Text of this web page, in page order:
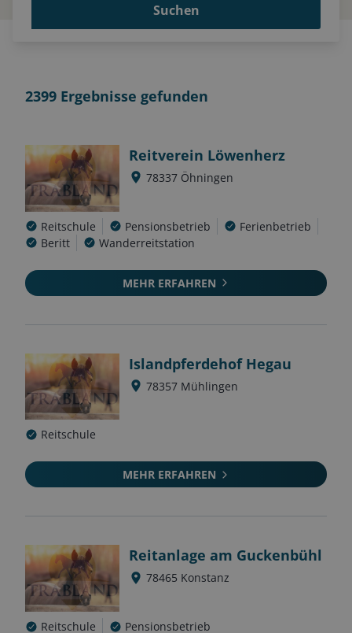
Suchen
2399 Ergebnisse gefunden
Reitverein Löwenherz
78337 Öhningen
Reitschule Pensionsbetrieb
Ferienbetrieb
Beritt
Wanderreitstation
MEHR ERFAHREN
Islandpferdehof Hegau
78357 Mühlingen
Reitschule
MEHR ERFAHREN
Reitanlage am Guckenbühl
78465 Konstanz
Reitschule Pensionsbetrieb